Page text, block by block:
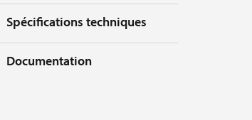
Spécifications techniques
Documentation